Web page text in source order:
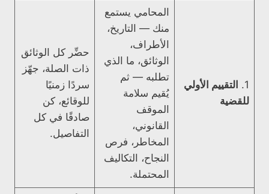
1.
التقييم الأولي
للقضية
المحامي يستمع
منك — التاريخ،
الأطراف،
الوثائق، ما الذي
تطلبه — ثم
يُقيم سلامة
الموقف
القانوني،
المخاطر، فرص
النجاح، التكاليف
المحتملة.
حضِّر كل الوثائق
ذات الصلة، جهّز
سردًا زمنيًا
للوقائع، كن
صادقًا في كل
التفاصيل.